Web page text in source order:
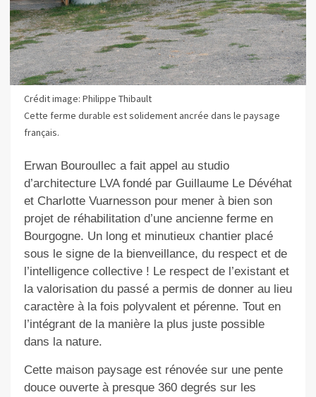
Crédit image: Philippe Thibault
Cette ferme durable est solidement ancrée dans le paysage
français.
Erwan Bouroullec a fait appel au studio
d’architecture LVA fondé par Guillaume Le Dévéhat
et Charlotte Vuarnesson pour mener à bien son
projet de réhabilitation d’une ancienne ferme en
Bourgogne. Un long et minutieux chantier placé
sous le signe de la bienveillance, du respect et de
l’intelligence collective ! Le respect de l’existant et
la valorisation du passé a permis de donner au lieu
caractère à la fois polyvalent et pérenne. Tout en
l’intégrant de la manière la plus juste possible
dans la nature.
Cette maison paysage est rénovée sur une pente
douce ouverte à presque 360 degrés sur les